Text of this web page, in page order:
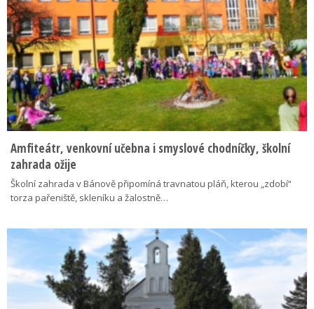
Amfiteátr, venkovní učebna i smyslové chodníčky, školní
zahrada ožije
Školní zahrada v Bánově připomíná travnatou pláň, kterou „zdobí“
torza pařeniště, skleníku a žalostně…